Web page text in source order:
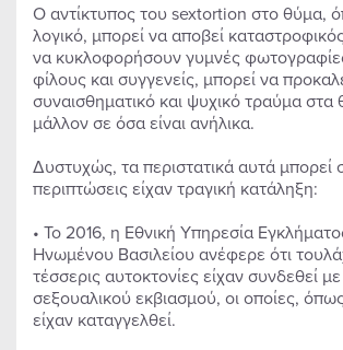
Ο αντίκτυπος του sextortion στο θύμα,
λογικό, μπορεί να αποβεί
να κυκλοφορήσουν γυμνές
φίλους και συγγενείς, μπορεί να
συναισθηματικό και ψυχικό τραύμα
μάλλον σε όσα είναι ανήλικα.
Δυστυχώς, τα περιστατικά αυτά μπορεί
περιπτώσεις είχαν τραγική κατάληξη:
• Το 2016, η Εθνική Υπηρεσία
Ηνωμένου Βασιλείου ανέφερε ότι
τέσσερις αυτοκτονίες είχαν συνδεθεί
σεξουαλικού εκβιασμού, οι οποίες,
είχαν καταγγελθεί.